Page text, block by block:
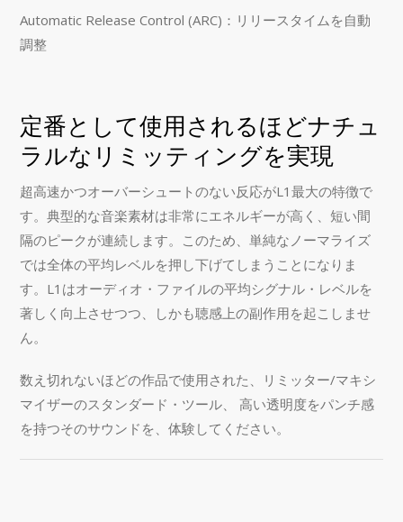
Automatic Release Control (ARC)：リリースタイムを自動
調整
定番として使用されるほどナチュ
ラルなリミッティングを実現
超高速かつオーバーシュートのない反応がL1最大の特徴で
す。典型的な音楽素材は非常にエネルギーが高く、短い間
隔のピークが連続します。このため、単純なノーマライズ
では全体の平均レベルを押し下げてしまうことになりま
す。L1はオーディオ・ファイルの平均シグナル・レベルを
著しく向上させつつ、しかも聴感上の副作用を起こしませ
ん。
数え切れないほどの作品で使用された、リミッター/マキシ
マイザーのスタンダード・ツール、 高い透明度をパンチ感
を持つそのサウンドを、体験してください。